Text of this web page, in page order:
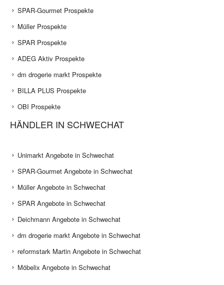
SPAR-Gourmet Prospekte
Müller Prospekte
SPAR Prospekte
ADEG Aktiv Prospekte
dm drogerie markt Prospekte
BILLA PLUS Prospekte
OBI Prospekte
HÄNDLER IN SCHWECHAT
Unimarkt Angebote in Schwechat
SPAR-Gourmet Angebote in Schwechat
Müller Angebote in Schwechat
SPAR Angebote in Schwechat
Deichmann Angebote in Schwechat
dm drogerie markt Angebote in Schwechat
reformstark Martin Angebote in Schwechat
Möbelix Angebote in Schwechat